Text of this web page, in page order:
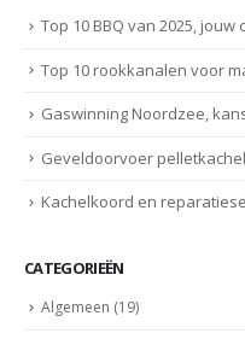
Top 10 BBQ van 2025, jouw
Top 10 rookkanalen voor
Gaswinning Noordzee,
Geveldoorvoer
Kachelkoord en
CATEGORIEËN
Algemeen (19)